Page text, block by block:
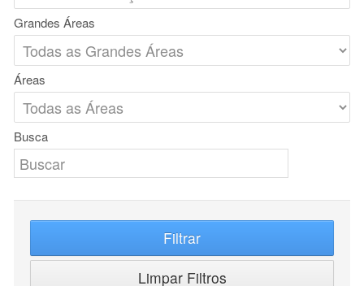
Grandes Áreas
Áreas
Busca
Filtrar
Limpar Filtros